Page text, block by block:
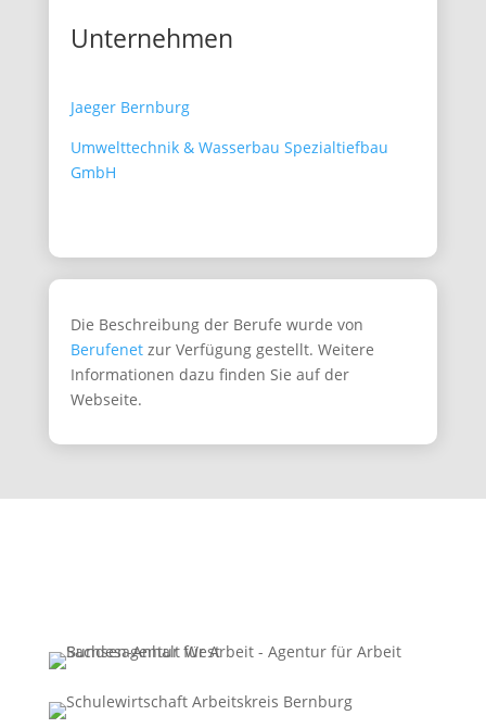
Unternehmen
Jaeger Bernburg
Umwelttechnik & Wasserbau Spezialtiefbau
GmbH
Die Beschreibung der Berufe wurde von
Berufenetzur Verfügung gestellt. Weitere
Informationen dazu finden Sie auf der
Webseite.